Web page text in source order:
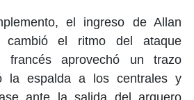
el ingreso de Allan
cambió el ritmo del ataque
francés aprovechó un trazo
la espalda a los centrales y
ante la salida del arquero